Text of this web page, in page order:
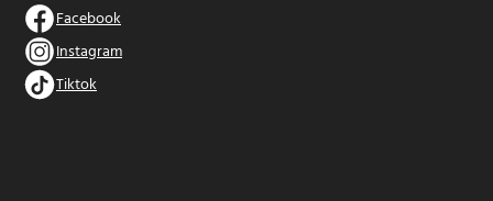
Facebook
Instagram
Tiktok